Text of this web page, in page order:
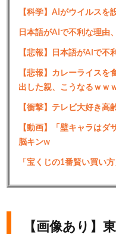
【科学】AIがウイルスを
日本語がAIで不利な理由
【悲報】日本語がAIで不
【悲報】カレーライスを
出した親、こうなるｗｗ
【衝撃】テレビ大好き高
【動画】「壁キャラはダ
脳キンw
「宝くじの1番賢い買い
【画像あり】